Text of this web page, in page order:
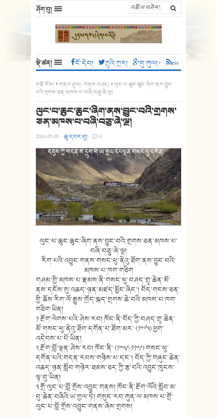
ཤོག་བུ།
སྡེ་ཚན། ངོ་དེབ། ཀྲུའི་ཀྲར། གུ་ཀུལ།+ rss
གཙོ་ངོས། གནའ་ཤུལ།,གནས་བཤད།
ལུང་པ་ཆུང་ཆུང་ཞིག་ནས་བྱུང་
བའི་གྲགས་ཅན་མཁས་པ་བཞི་བཅུ་ཞེ་ལྔ།
ལུང་པ་ཆུང་ཆུང་ཞིག་ནས་བྱུང་བའི་གྲགས་
ཅན་མཁས་པ་བཞི་བཅུ་ཞེ་ལྔ།
2026-05-05 ·ཆུ་དབར་བུ། · 0
ལུང་པ་ཆུང་ཆུང་ཞིག་ནས་བྱུང་བའི་གྲགས་ཅན་མཁས་པ་
བཞི་བཅུ་ཞེ་ལྔ།
རིག་པའི་འབྱུང་གནས་གསང་ཕུ་ནེའུ་ཐོག་ནས་བྱུང་བའི་
མཁས་པ་ཁག་གཅིག
གཤམ་གྱི་མཁས་པ་རྣམས་ནི་གསང་ཕུ་བཤད་གྲྭ་ཆེན་མོ་
ནས་དངོས་སུ་འཆད་ཉན་མཛད་མྱོང་ཞིང་། བོད་གངས་ཅན་
གྱི་ཆོས་རིག་ལོ་རྒྱུས་ཁྲོད་སྐད་གྲགས་ཆེ་བའི་མཁས་པ་ཁག་
གཅིག་ཡིན།
༡ རྔོག་ལེགས་པའི་ཤེས་རབ། ཁོང་ནི་བོད་ཀྱི་བཤད་གྲྭ་ཆེན་
མོ་གསང་ཕུ་ནེའུ་ཐོག་དགོན་པ་ཐོག་མར་ (༡༠༧༣) ཕྱག་
འདེབས་པ་པོ་ཡིན།
༢ རྔོག་བློ་ལྡན་ཤེས་རབ། ཁོང་ནི་ (༡༠༥༩-༡༡༠༩) གསང་ཕུ་
དགོན་པའི་གདན་རབས་གཉིས་པ་དང་། བོད་ཀྱི་གཞུང་ཆེན་
འཆད་ཉན་སློབ་གཉེར་ཐམས་ཅད་ཀྱི་རྩ་བའི་འབྱུང་ཁུངས་
ལྟ་བུ་ཡིན།
༣ གྲོ་ལུང་པ་བློ་གྲོས་འབྱུང་གནས། ཁོང་ནི་རྔོག་ལོའི་སློབ་མ་
བུ་ཆེན་བཞིའི་ཡ་གྱལ་ཏེ། གསུང་རབ་ཀུན་ལ་མཁས་པ་གྲོ་
ལུང་པ་བློ་གྲོས་འབྱུང་གནས་ཞེས་གྲགས།